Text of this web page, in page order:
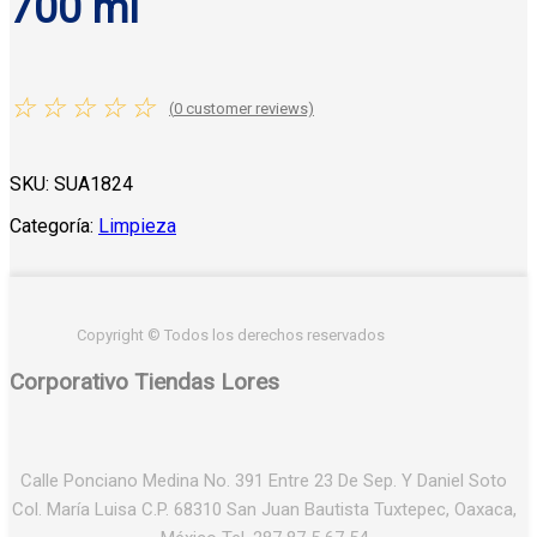
☆ ☆ ☆ ☆ ☆ (0 customer reviews)
SKU: SUA1824
Categoría: Limpieza
Copyright © Todos los derechos reservados
Corporativo Tiendas Lores
Calle Ponciano Medina No. 391 Entre 23 De Sep. Y Daniel Soto
Col. María Luisa C.P. 68310 San Juan Bautista Tuxtepec, Oaxaca,